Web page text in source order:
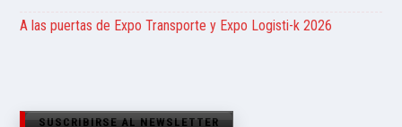
A las puertas de Expo Transporte y Expo Logisti-k 2026
SUSCRIBIRSE AL NEWSLETTER